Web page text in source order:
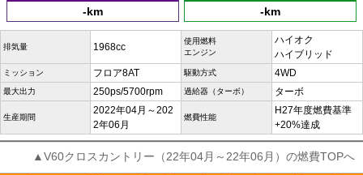
-km -km
排気量 1968cc
使用燃料
エンジン
ハイオク
ハイブリッド
ミッション フロア8AT 駆動方式 4WD
最大出力 250ps/5700rpm 過給器（ターボ） ターボ
生産期間
2022年04月～202
2年06月
燃費性能
H27年度燃費基準
+20%達成
▲V60クロスカントリー（22年04月～22年06月）の燃費TOPへ